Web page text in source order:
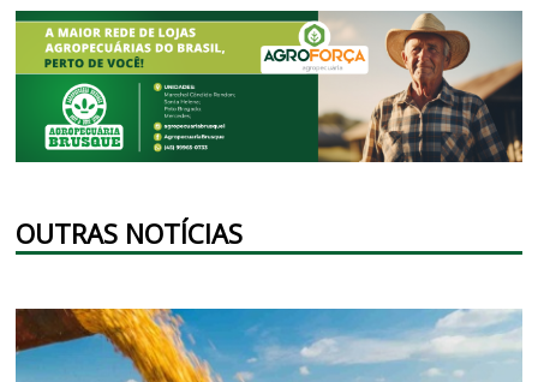
OUTRAS NOTÍCIAS